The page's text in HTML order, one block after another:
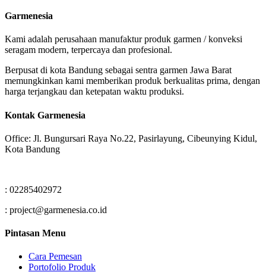
Garmenesia
Kami adalah perusahaan manufaktur produk garmen / konveksi
seragam modern, terpercaya dan profesional.
Berpusat di kota Bandung sebagai sentra garmen Jawa Barat
memungkinkan kami memberikan produk berkualitas prima, dengan
harga terjangkau dan ketepatan waktu produksi.
Kontak Garmenesia
Office: Jl. Bungursari Raya No.22, Pasirlayung, Cibeunying Kidul,
Kota Bandung
: 02285402972
: project@garmenesia.co.id
Pintasan Menu
Cara Pemesan
Portofolio Produk